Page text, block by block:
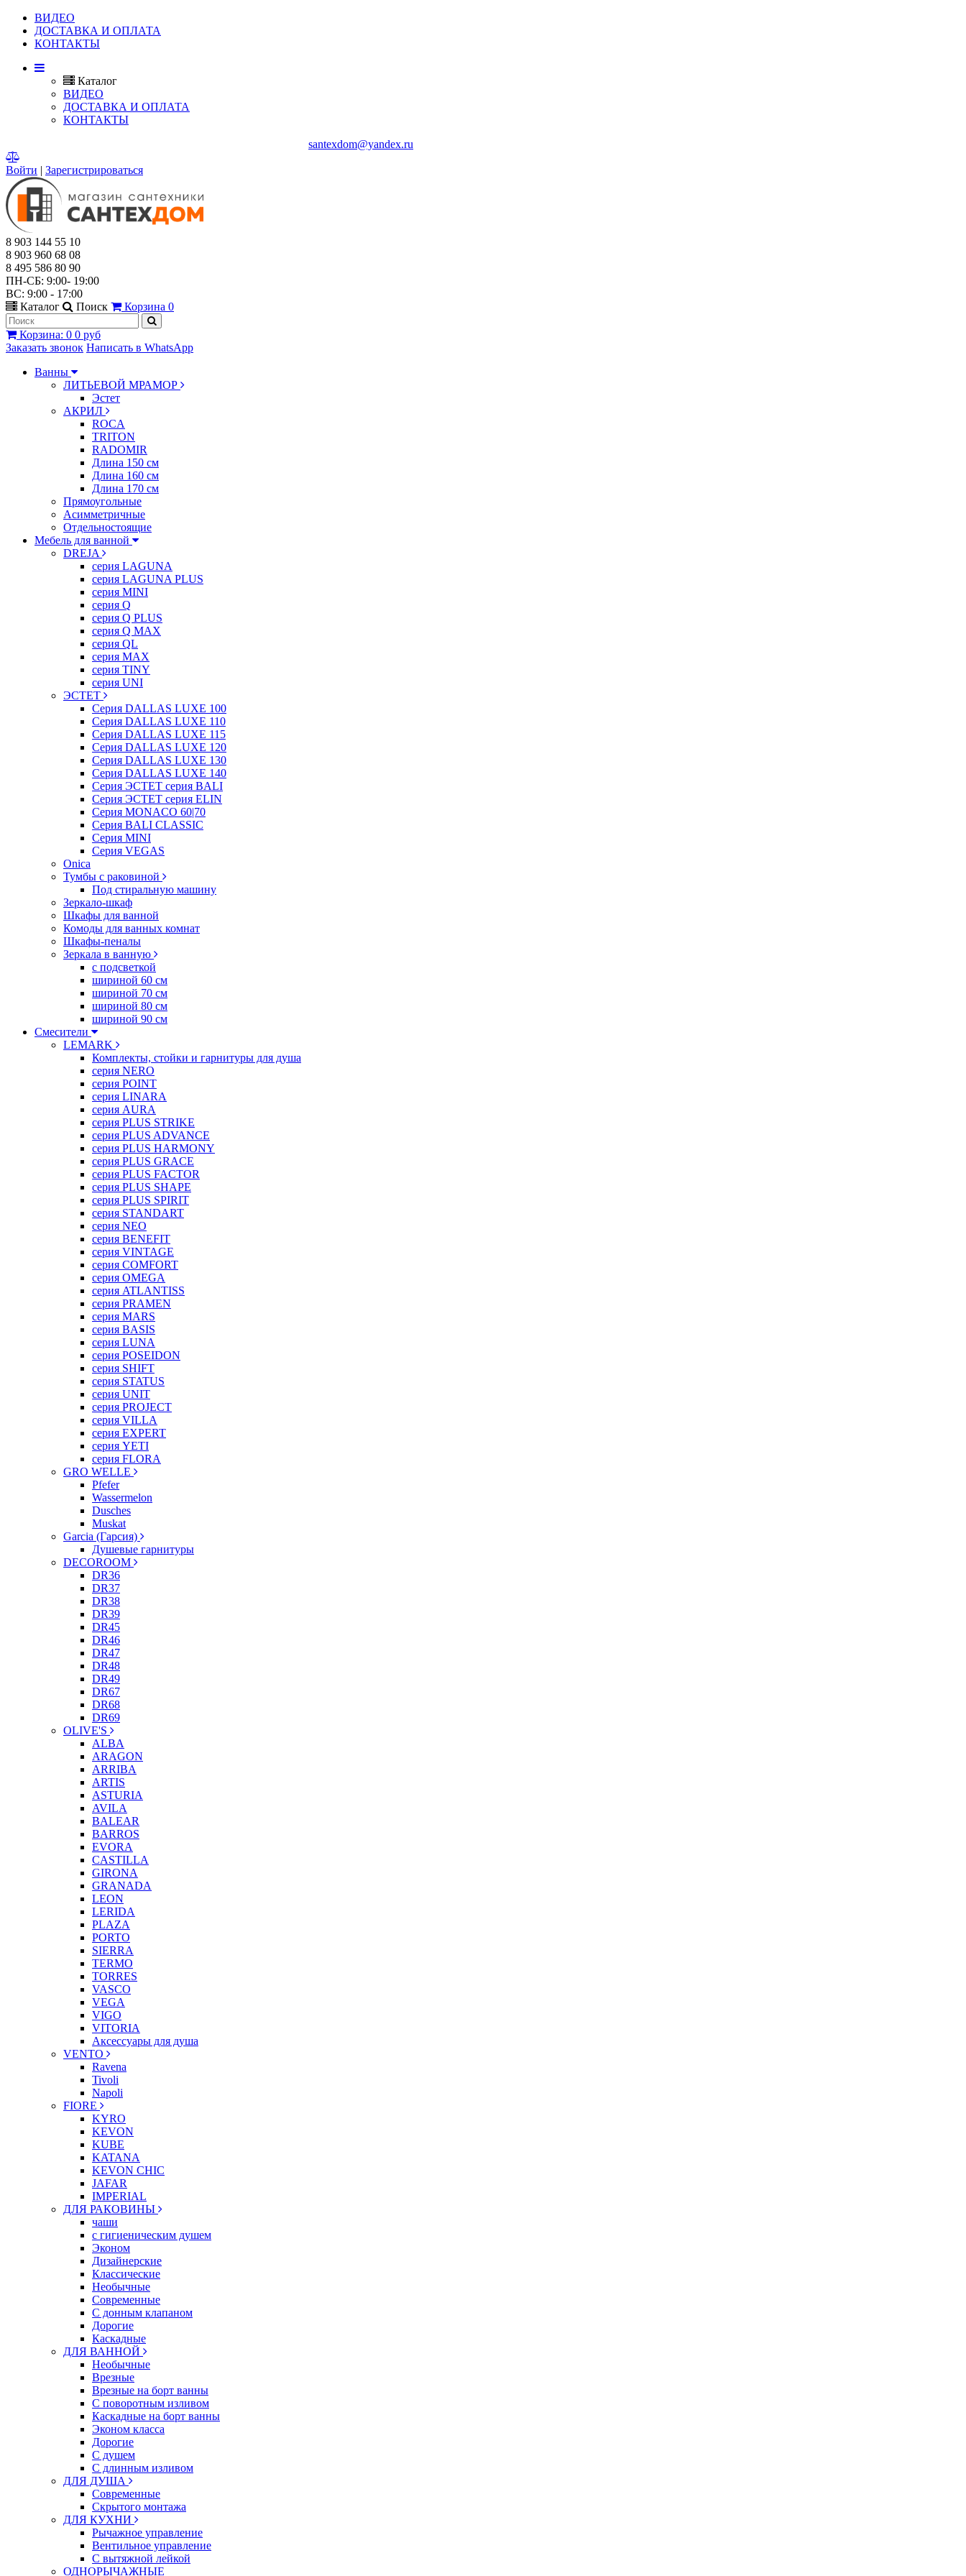
ВИДЕО
ДОСТАВКА И ОПЛАТА
КОНТАКТЫ
Каталог
ВИДЕО
ДОСТАВКА И ОПЛАТА
КОНТАКТЫ
santexdom@yandex.ru
Войти | Зарегистрироваться
8 903 144 55 10
8 903 960 68 08
8 495 586 80 90
ПН-СБ: 9:00- 19:00
ВС: 9:00 - 17:00
Каталог
Поиск Корзина 0
Корзина: 0 0 руб
Заказать звонок Написать в WhatsApp
Ванны
ЛИТЬЕВОЙ МРАМОР
Эстет
АКРИЛ
ROCA
TRITON
RADOMIR
Длина 150 см
Длина 160 см
Длина 170 см
Прямоугольные
Асимметричные
Отдельностоящие
Мебель для ванной
DREJA
серия LAGUNA
серия LAGUNA PLUS
серия MINI
серия Q
серия Q PLUS
серия Q MAX
серия QL
серия MAX
серия TINY
серия UNI
ЭСТЕТ
Серия DALLAS LUXE 100
Серия DALLAS LUXE 110
Серия DALLAS LUXE 115
Серия DALLAS LUXE 120
Серия DALLAS LUXE 130
Серия DALLAS LUXE 140
Серия ЭСТЕТ серия BALI
Серия ЭСТЕТ серия ELIN
Серия MONACO 60|70
Серия BALI CLASSIC
Серия MINI
Серия VEGAS
Onica
Тумбы с раковиной
Под стиральную машину
Зеркало-шкаф
Шкафы для ванной
Комоды для ванных комнат
Шкафы-пеналы
Зеркала в ванную
с подсветкой
шириной 60 см
шириной 70 см
шириной 80 см
шириной 90 см
Смесители
LEMARK
Комплекты, стойки и гарнитуры для душа
серия NERO
серия POINT
серия LINARA
серия AURA
серия PLUS STRIKE
серия PLUS ADVANCE
серия PLUS HARMONY
серия PLUS GRACE
серия PLUS FACTOR
серия PLUS SHAPE
серия PLUS SPIRIT
серия STANDART
серия NEO
серия BENEFIT
серия VINTAGE
серия COMFORT
серия OMEGA
серия ATLANTISS
серия PRAMEN
серия MARS
серия BASIS
серия LUNA
серия POSEIDON
серия SHIFT
серия STATUS
серия UNIT
серия PROJECT
серия VILLA
серия EXPERT
серия YETI
серия FLORA
GRO WELLE
Pfefer
Wassermelon
Dusсhes
Muskat
Garcia (Гарсия)
Душевые гарнитуры
DECOROOM
DR36
DR37
DR38
DR39
DR45
DR46
DR47
DR48
DR49
DR67
DR68
DR69
OLIVE'S
ALBA
ARAGON
ARRIBA
ARTIS
ASTURIA
AVILA
BALEAR
BARROS
EVORA
CASTILLA
GIRONA
GRANADA
LEON
LERIDA
PLAZA
PORTO
SIERRA
TERMO
TORRES
VASCO
VEGA
VIGO
VITORIA
Аксессуары для душа
VENTO
Ravena
Tivoli
Napoli
FIORE
KYRO
KEVON
KUBE
KATANA
KEVON CHIC
JAFAR
IMPERIAL
ДЛЯ РАКОВИНЫ
чаши
с гигиеническим душем
Эконом
Дизайнерские
Классические
Необычные
Современные
С донным клапаном
Дорогие
Каскадные
ДЛЯ ВАННОЙ
Необычные
Врезные
Врезные на борт ванны
С поворотным изливом
Каскадные на борт ванны
Эконом класса
Дорогие
С душем
C длинным изливом
ДЛЯ ДУША
Современные
Скрытого монтажа
ДЛЯ КУХНИ
Рычажное управление
Вентильное управление
С вытяжной лейкой
ОДНОРЫЧАЖНЫЕ